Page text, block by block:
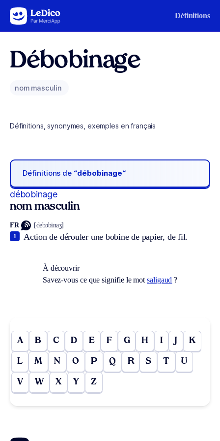
Aller au contenu Définitions
Débobinage
nom masculin
Définitions, synonymes, exemples en français
Définitions de “débobinage“
débobinage
nom masculin
FR [debɔbinaʒ]
Action de dérouler une bobine de papier, de fil.
1
À découvrir
Savez-vous ce que signifie le motsaligaud ?
A B C D E F G H I J K
L M N O P Q R S T U
V W X Y Z